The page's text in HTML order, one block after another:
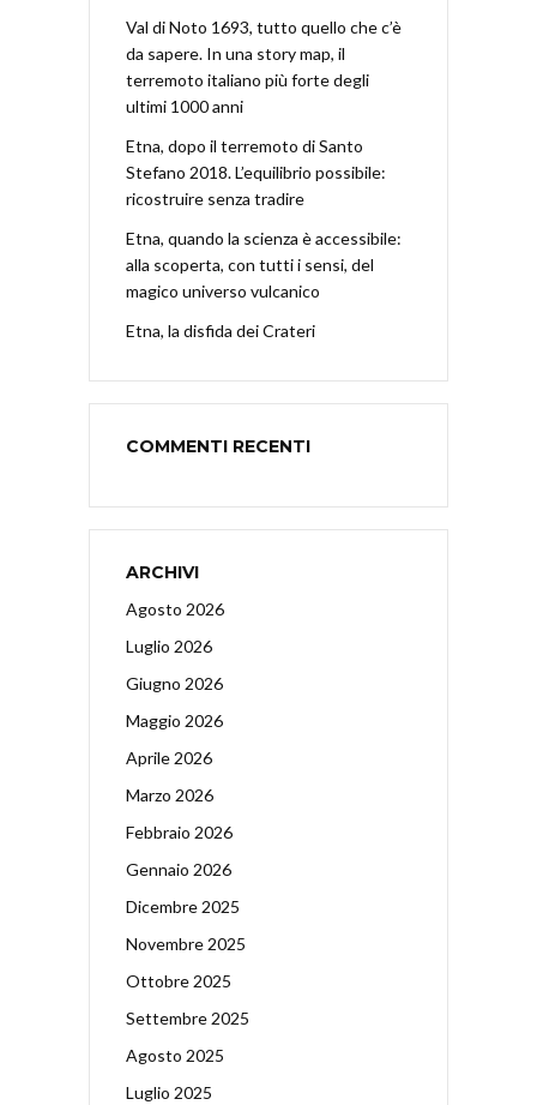
Val di Noto 1693, tutto quello che c’è
da sapere. In una story map, il
terremoto italiano più forte degli
ultimi 1000 anni
Etna, dopo il terremoto di Santo
Stefano 2018. L’equilibrio possibile:
ricostruire senza tradire
Etna, quando la scienza è accessibile:
alla scoperta, con tutti i sensi, del
magico universo vulcanico
Etna, la disfida dei Crateri
COMMENTI RECENTI
ARCHIVI
Agosto 2026
Luglio 2026
Giugno 2026
Maggio 2026
Aprile 2026
Marzo 2026
Febbraio 2026
Gennaio 2026
Dicembre 2025
Novembre 2025
Ottobre 2025
Settembre 2025
Agosto 2025
Luglio 2025